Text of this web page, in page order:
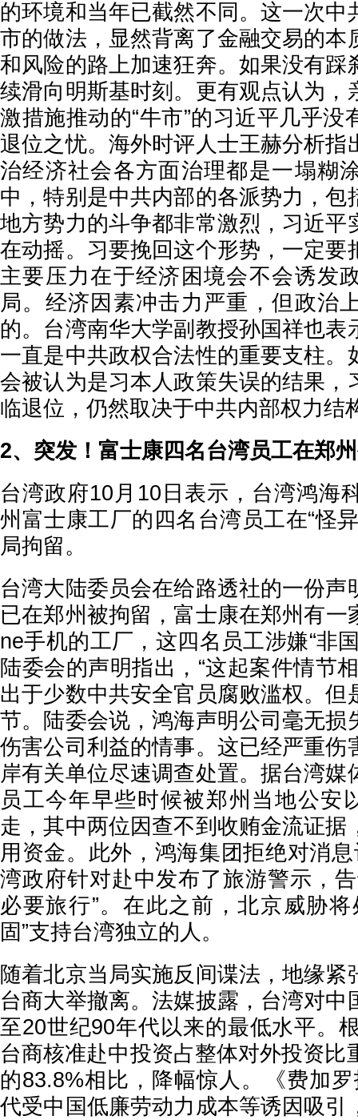
的环境和当年已截然不同。这一次中
市的做法，显然背离了金融交易的本
和风险的路上加速狂奔。如果没有踩
续滑向明斯基时刻。更有观点认为，
激措施推动的“牛市”的习近平几乎没
退位之忧。海外时评人士王赫分析指
治经济社会各方面治理都是一塌糊
中，特别是中共内部的各派势力，包
地方势力的斗争都非常激烈，习近平
在动摇。习要挽回这个形势，一定要
主要压力在于经济困境会不会诱发
局。经济因素冲击力严重，但政治
的。台湾南华大学副教授孙国祥也表
一直是中共政权合法性的重要支柱。
会被认为是习本人政策失误的结果，
临退位，仍然取决于中共内部权力结
2、突发！富士康四名台湾员工在郑
台湾政府10月10日表示，台湾鸿海
州富士康工厂的四名台湾员工在“怪
局拘留。
台湾大陆委员会在给路透社的一份声
已在郑州被拘留，富士康在郑州有一
ne手机的工厂，这四名员工涉嫌“非
陆委会的声明指出，“这起案件情节
出于少数中共安全官员腐败滥权。但
节。陆委会说，鸿海声明公司毫无损
伤害公司利益的情事。这已经严重伤
岸有关单位尽速调查处置。据台湾媒
员工今年早些时候被郑州当地公安
走，其中两位因查不到收贿金流证据
用资金。此外，鸿海集团拒绝对消
湾政府针对赴中发布了旅游警示，
必要旅行”。在此之前，北京威胁
固”支持台湾独立的人。
随着北京当局实施反间谍法，地缘紧
台商大举撤离。法媒披露，台湾对中
至20世纪90年代以来的最低水平。
台商核准赴中投资占整体对外投资比
的83.8%相比，降幅惊人。《费加
代受中国低廉劳动力成本等诱因吸引